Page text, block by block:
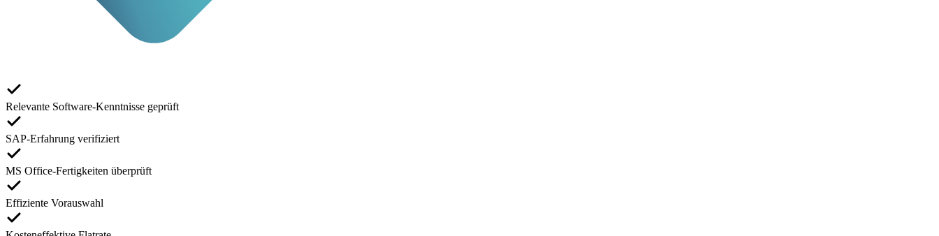
Relevante Software-Kenntnisse geprüft
SAP-Erfahrung verifiziert
MS Office-Fertigkeiten überprüft
Effiziente Vorauswahl